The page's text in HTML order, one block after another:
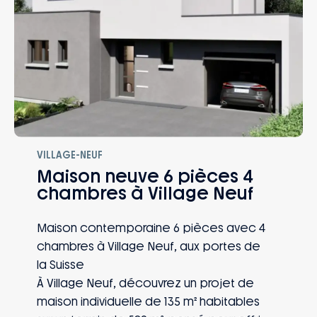
VILLAGE-NEUF
Maison neuve 6 pièces 4
chambres à Village Neuf
Maison contemporaine 6 pièces avec 4
chambres à Village Neuf, aux portes de
la Suisse
À Village Neuf, découvrez un projet de
maison individuelle de 135 m² habitables